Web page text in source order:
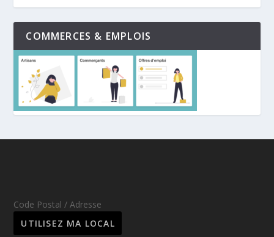
COMMERCES & EMPLOIS
Code Postal / Adresse